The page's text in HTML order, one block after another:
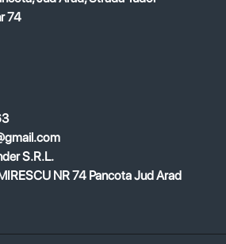
74
S.R.L.
NR 74 Pancota Jud Arad